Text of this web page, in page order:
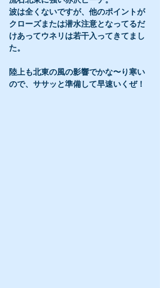
波は全くないですが、他のポイントが
クローズまたは潜水注意となってるだ
けあってウネリは若干入ってきてまし
た。
陸上も北東の風の影響でかな〜り寒い
ので、ササッと準備して早速いくぜ！